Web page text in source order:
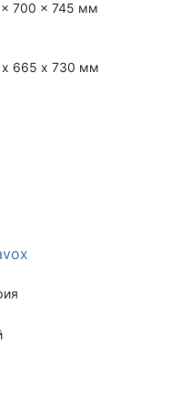
x 700 x 745 мм
х 665 х 730 мм